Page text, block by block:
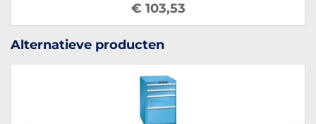
€ 103,53
Alternatieve producten